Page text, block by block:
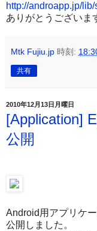
http://androapp.jp/
ありがとうございま
Mtk Fujiu.jp 時刻:
共有
2010年12月13日月曜日
[Application]
公開
Android用アプリケ
公開しました。